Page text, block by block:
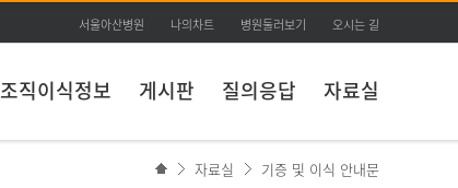
서울아산병원 나의차트 병원둘러보기 오시는 길
조직이식정보 게시판 질의응답 자료실
자료실 기증 및 이식 안내문